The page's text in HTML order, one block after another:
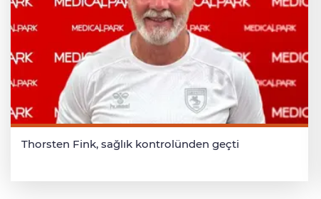
Thorsten Fink, sağlık kontrolünden geçti